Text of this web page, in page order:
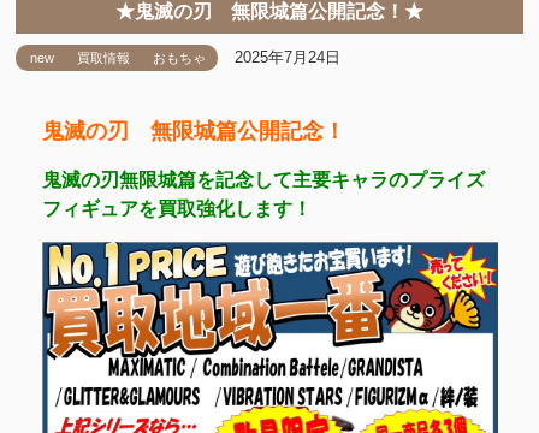
★鬼滅の刃 無限城篇公開記念！★
new 買取情報 おもちゃ 2025年7月24日
鬼滅の刃 無限城篇公開記念！
鬼滅の刃無限城篇を記念して主要キャラのプライズ
フィギュアを買取強化します！